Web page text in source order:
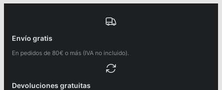
Envío gratis
En pedidos de 80€ o más (IVA no incluido).
Devoluciones gratuitas